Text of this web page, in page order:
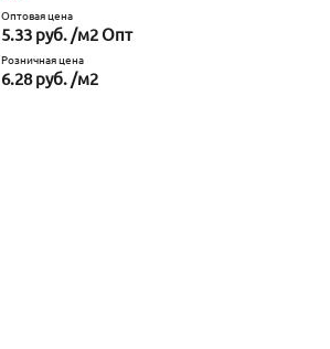
Оптовая цена
5.33 руб. /м2 Опт
Розничная цена
6.28 руб. /м2